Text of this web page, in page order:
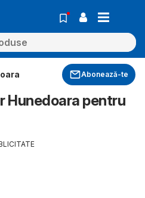
Abonează-te
Hunedoara pentru